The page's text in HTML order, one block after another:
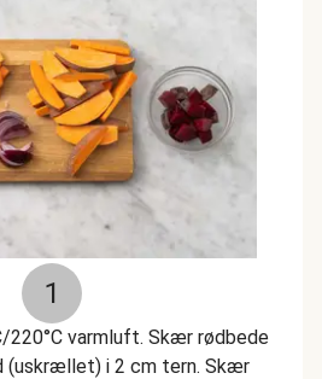
1
220°C varmluft. Skær rødbede
(uskrællet) i 2 cm tern. Skær